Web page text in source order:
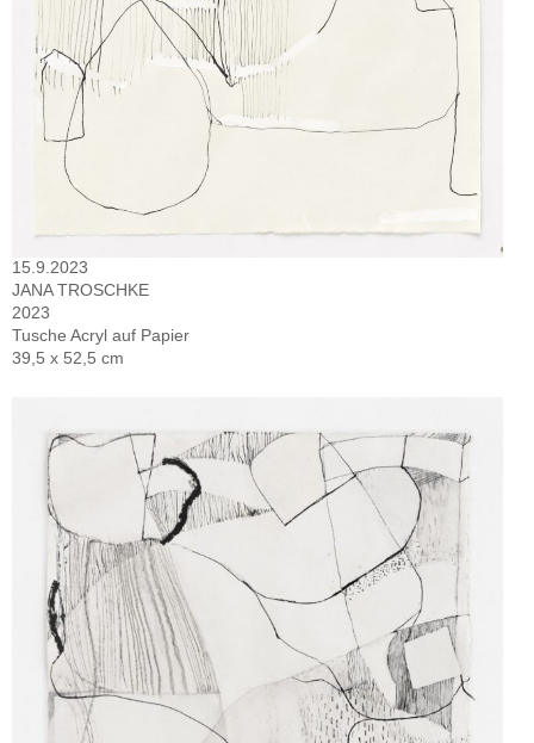
15.9.2023
JANA TROSCHKE
2023
Tusche Acryl auf Papier
39,5 x 52,5 cm